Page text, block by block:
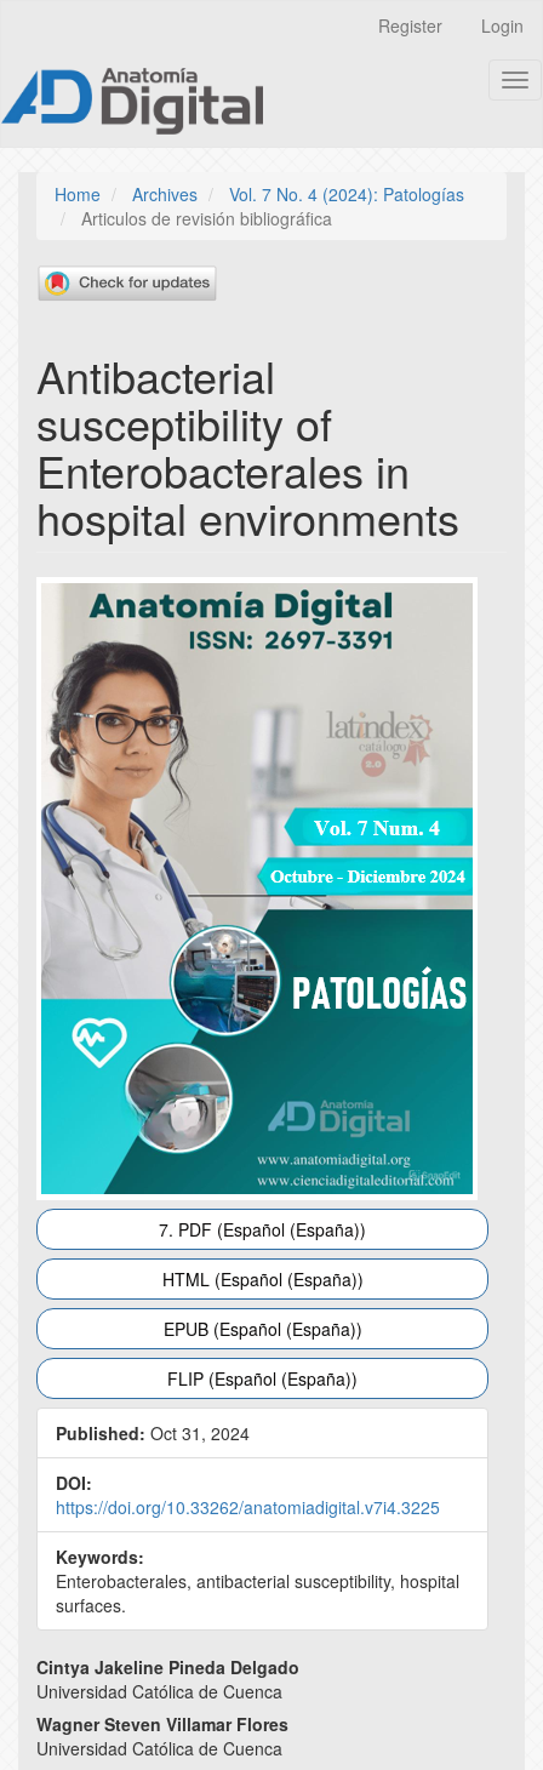
page
content
Content
Sidebar
Register Login
Home Archives
Vol. 7 No. 4 (2024): Patologías
Articulos de revisión bibliográfica
Antibacterial
susceptibility of
Enterobacterales in
hospital environments
Article
Sidebar
7. PDF (Español (España))
HTML (Español (España))
EPUB (Español (España))
FLIP (Español (España))
Published: Oct 31, 2024
DOI:
https://doi.org/10.33262/anatomiadigital.v7i4.3225
Keywords:
Enterobacterales, antibacterial susceptibility, hospital
surfaces.
Main
Article
Content
Cintya Jakeline Pineda Delgado
Universidad Católica de Cuenca
Wagner Steven Villamar Flores
Universidad Católica de Cuenca